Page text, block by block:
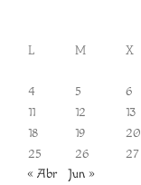
L M X
4
5 6
11
12 13
18
19 20
25
26 27
« Abr
Jun »